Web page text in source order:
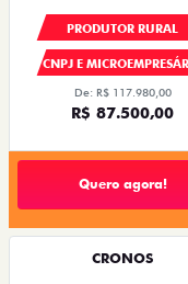
PRODUTOR RURAL
CNPJ E
De: R$ 117.980,00
R$ 87.500,00
Quero agora!
CRONOS